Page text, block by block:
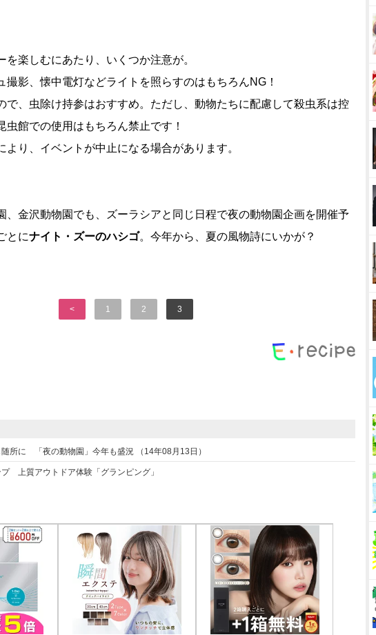
を楽しむにあたり、いくつか注意が。
撮影、懐中電灯などライトを照らすのはもちろんNG！
で、虫除け持参はおすすめ。ただし、動物たちに配慮して殺虫系は控
虫館での使用はもちろん禁止です！
より、イベントが中止になる場合があります。
、金沢動物園でも、ズーラシアと同じ日程で夜の動物園企画を開催予
とにナイト・ズーのハシゴ。今年から、夏の風物詩にいかが？
< 1 2 3
所に 「夜の動物園」今年も盛況 （14年08月13日）
上質アウトドア体験「グランピング」